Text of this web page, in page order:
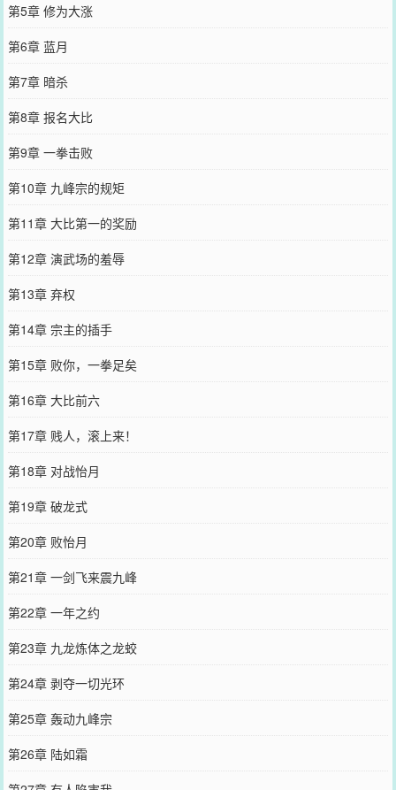
第5章 修为大涨
第6章 蓝月
第7章 暗杀
第8章 报名大比
第9章 一拳击败
第10章 九峰宗的规矩
第11章 大比第一的奖励
第12章 演武场的羞辱
第13章 弃权
第14章 宗主的插手
第15章 败你，一拳足矣
第16章 大比前六
第17章 贱人，滚上来！
第18章 对战怡月
第19章 破龙式
第20章 败怡月
第21章 一剑飞来震九峰
第22章 一年之约
第23章 九龙炼体之龙蛟
第24章 剥夺一切光环
第25章 轰动九峰宗
第26章 陆如霜